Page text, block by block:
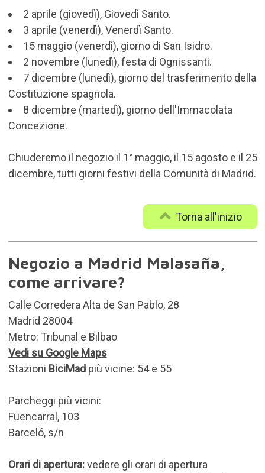
2 aprile (giovedì), Giovedì Santo.
3 aprile (venerdì), Venerdì Santo.
15 maggio (venerdì), giorno di San Isidro.
2 novembre (lunedì), festa di Ognissanti.
7 dicembre (lunedì), giorno del trasferimento della
Costituzione spagnola.
8 dicembre (martedì), giorno dell'Immacolata
Concezione.
Chiuderemo il negozio il 1° maggio, il 15 agosto e il 25
dicembre, tutti giorni festivi della Comunità di Madrid.
Torna all'inizio
Negozio a Madrid Malasaña,
come arrivare?
Calle Corredera Alta de San Pablo, 28
Madrid 28004
Metro: Tribunal e Bilbao
Vedi su Google Maps
Stazioni BiciMadpiù vicine: 54 e 55
Parcheggi più vicini:
Fuencarral, 103
Barceló, s/n
Orari di apertura: vedere gli orari di apertura